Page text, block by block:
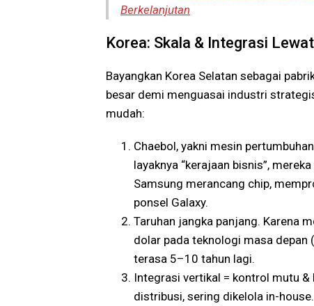
Berkelanjutan
Korea: Skala & Integrasi Lewat
Bayangkan Korea Selatan sebagai
besar demi menguasai industri
mudah:
Chaebol, yakni mesin
layaknya “kerajaan bisnis”,
Samsung merancang chip,
ponsel Galaxy.
Taruhan jangka panjang. Karena
dolar pada teknologi masa depan
terasa 5–10 tahun lagi.
Integrasi vertikal = kontrol mutu &
distribusi, sering dikelola in-